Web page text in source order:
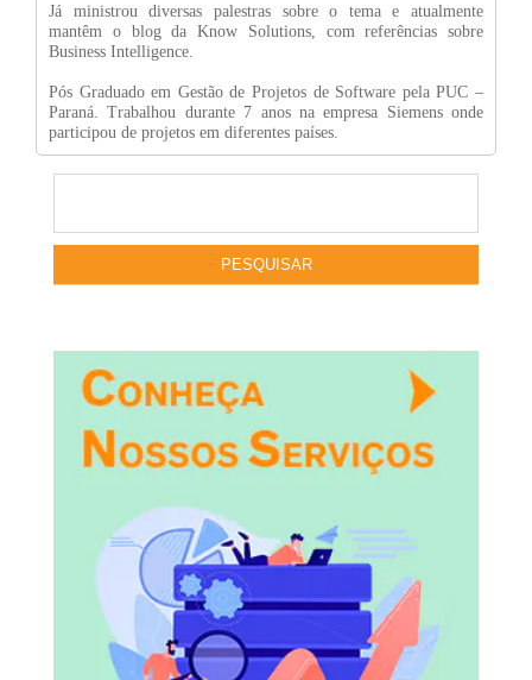
Já ministrou diversas palestras sobre o tema e atualmente
mantêm o blog da Know Solutions, com referências sobre
Business Intelligence.
Pós Graduado em Gestão de Projetos de Software pela PUC –
Paraná. Trabalhou durante 7 anos na empresa Siemens onde
participou de projetos em diferentes países.